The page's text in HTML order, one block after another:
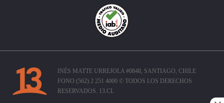
INÉS MATTE URREJOLA #0848, SANTIAGO, CHILE
FONO (562) 2 251 4000 © TODOS LOS DERECHOS
RESERVADOS. 13.CL